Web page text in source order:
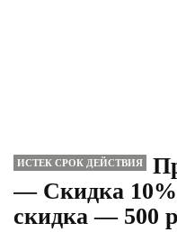
ИСТЕК СРОК ДЕЙСТВИЯ
— Скидка
скидка — 500